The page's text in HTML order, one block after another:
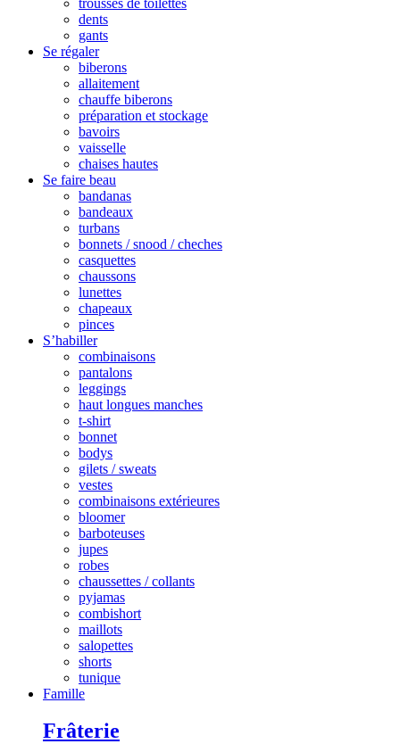
dents
gants
Se régaler
biberons
allaitement
chauffe biberons
préparation et stockage
bavoirs
vaisselle
chaises hautes
Se faire beau
bandanas
bandeaux
turbans
bonnets / snood / cheches
casquettes
chaussons
lunettes
chapeaux
pinces
S’habiller
combinaisons
pantalons
leggings
haut longues manches
t-shirt
bonnet
bodys
gilets / sweats
vestes
combinaisons extérieures
bloomer
barboteuses
jupes
robes
chaussettes / collants
pyjamas
combishort
maillots
salopettes
shorts
tunique
Famille
Frâterie